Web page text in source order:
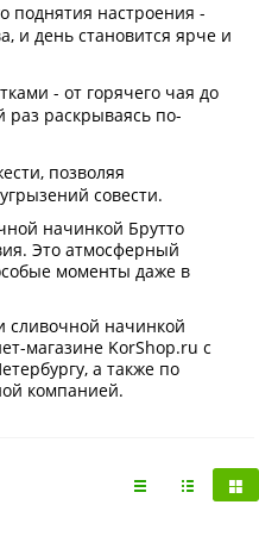
поднятия настроения -
и день становится ярче и
- от горячего чая до
раз раскрываясь по-
позволяя
совести.
начинкой Брутто
Это атмосферный
моменты даже в
сливочной начинкой
магазине KorShop.ru с
а также по
компанией.